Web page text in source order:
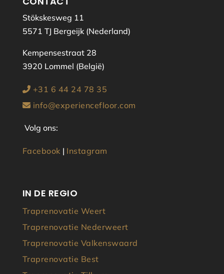
Stökskesweg 11
5571 TJ Bergeijk (Nederland)
Kempensestraat 28
3920 Lommel (België)
+31 6 44 24 78 35
info@experiencefloor.com
Volg ons:
Facebook | Instagram
IN DE REGIO
Traprenovatie Weert
Traprenovatie Nederweert
Traprenovatie Valkenswaard
Traprenovatie Best